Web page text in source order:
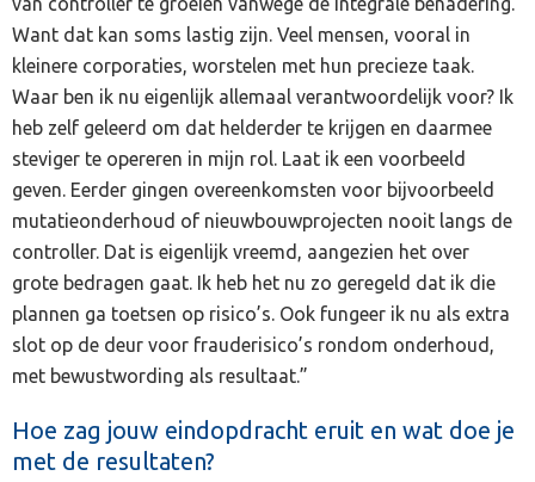
Want dat kan soms lastig zijn. Veel mensen, vooral in
kleinere corporaties, worstelen met hun precieze taak.
Waar ben ik nu eigenlijk allemaal verantwoordelijk voor? Ik
heb zelf geleerd om dat helderder te krijgen en daarmee
steviger te opereren in mijn rol. Laat ik een voorbeeld
geven. Eerder gingen overeenkomsten voor bijvoorbeeld
mutatieonderhoud of nieuwbouwprojecten nooit langs de
controller. Dat is eigenlijk vreemd, aangezien het over
grote bedragen gaat. Ik heb het nu zo geregeld dat ik die
plannen ga toetsen op risico’s. Ook fungeer ik nu als extra
slot op de deur voor frauderisico’s rondom onderhoud,
met bewustwording als resultaat.”
Hoe zag jouw eindopdracht eruit en wat doe je
met de resultaten?